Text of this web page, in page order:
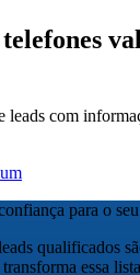
leads com
para o
qualificados
essa